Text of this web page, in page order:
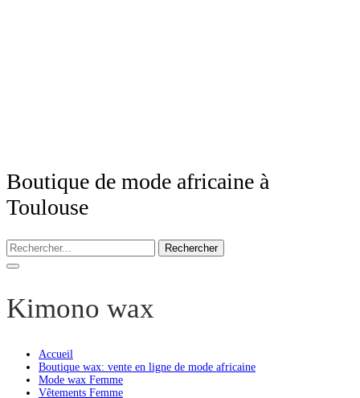
Boutique de mode africaine à
Toulouse
Rechercher
Kimono wax
Accueil
Boutique wax: vente en ligne de mode africaine
Mode wax Femme
Vêtements Femme